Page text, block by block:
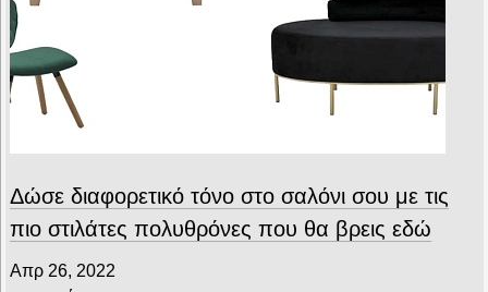
Δώσε διαφορετικό τόνο στο σαλόνι σου με τις
πιο στιλάτες πολυθρόνες που θα βρεις εδώ
Απρ 26, 2022